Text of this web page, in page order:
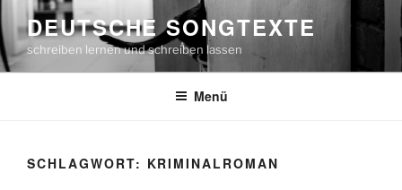
Zum
Inhalt
springen
DEUTSCHE SONGTEXTE
schreiben lernen und schreiben lassen
Menü
SCHLAGWORT: KRIMINALROMAN